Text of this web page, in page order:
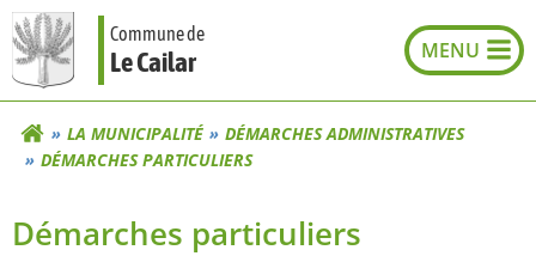
Aller
au
contenu
Commune de
Le Cailar
LA MUNICIPALITÉ
DÉMARCHES ADMINISTRATIVES
DÉMARCHES PARTICULIERS
Démarches particuliers